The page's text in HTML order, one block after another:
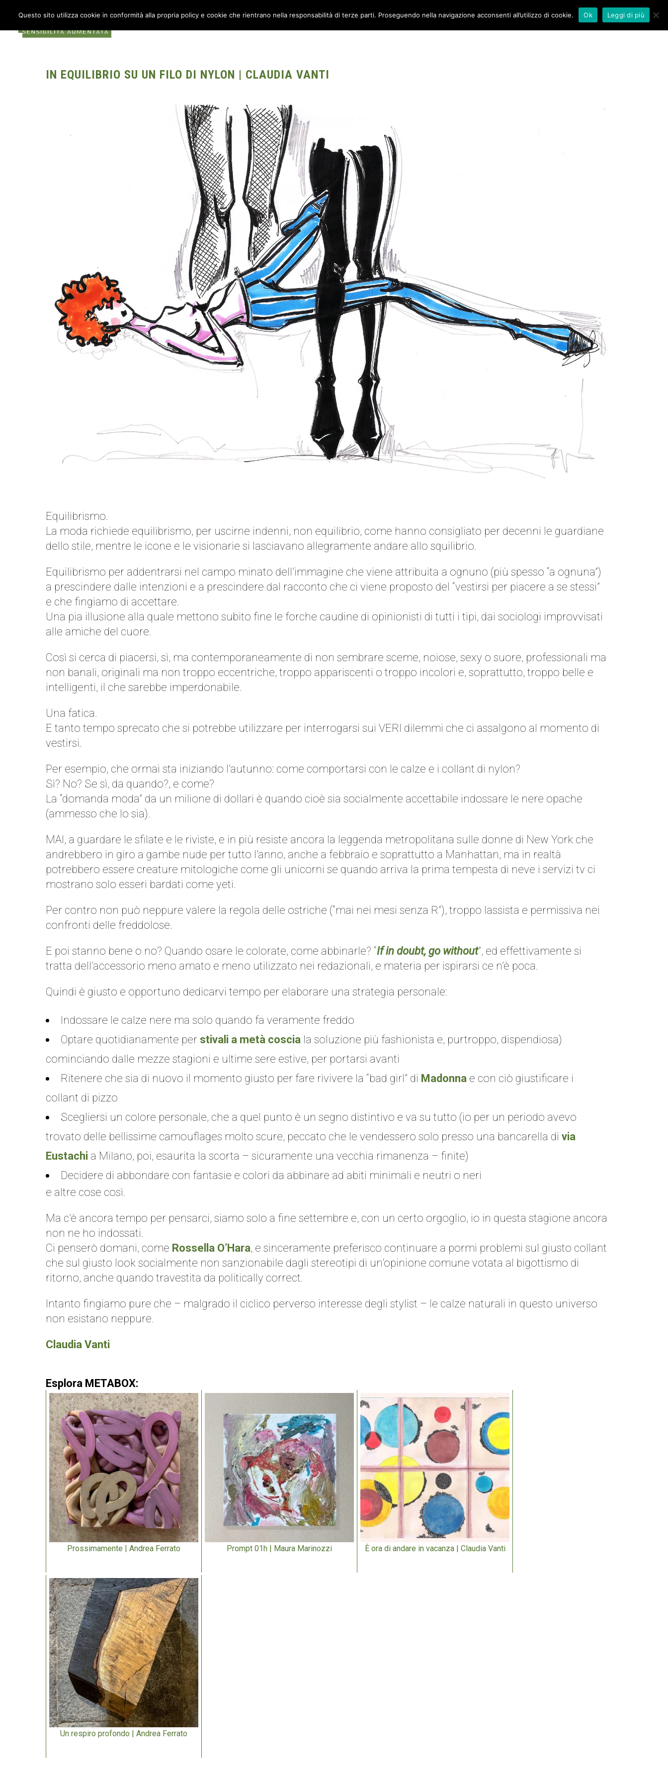
COS’È METABOX CANTIERE METABOX
IN EQUILIBRIO SU UN FILO DI NYLON | CLAUDIA VANTI
Equilibrismo.
La moda richiede equilibrismo, per uscirne indenni, non equilibrio, come hanno consigliato per decenni le guardiane
dello stile, mentre le icone e le visionarie si lasciavano allegramente andare allo squilibrio.
Equilibrismo per addentrarsi nel campo minato dell’immagine che viene attribuita a ognuno (più spesso “a ognuna”)
a prescindere dalle intenzioni e a prescindere dal racconto che ci viene proposto del “vestirsi per piacere a se stessi”
e che fingiamo di accettare.
Una pia illusione alla quale mettono subito fine le forche caudine di opinionisti di tutti i tipi, dai sociologi improvvisati
alle amiche del cuore.
Così si cerca di piacersi, sì, ma contemporaneamente di non sembrare sceme, noiose, sexy o suore, professionali ma
non banali, originali ma non troppo eccentriche, troppo appariscenti o troppo incolori e, soprattutto, troppo belle e
intelligenti, il che sarebbe imperdonabile.
Una fatica.
E tanto tempo sprecato che si potrebbe utilizzare per interrogarsi sui VERI dilemmi che ci assalgono al momento di
vestirsi.
Per esempio, che ormai sta iniziando l’autunno: come comportarsi con le calze e i collant di nylon?
Sì? No? Se sì, da quando?, e come?
La “domanda moda” da un milione di dollari è quando cioè sia socialmente accettabile indossare le nere opache
(ammesso che lo sia).
MAI, a guardare le sfilate e le riviste, e in più resiste ancora la leggenda metropolitana sulle donne di New York che
andrebbero in giro a gambe nude per tutto l’anno, anche a febbraio e soprattutto a Manhattan, ma in realtà
potrebbero essere creature mitologiche come gli unicorni se quando arriva la prima tempesta di neve i servizi tv ci
mostrano solo esseri bardati come yeti.
Per contro non può neppure valere la regola delle ostriche (“mai nei mesi senza R”), troppo lassista e permissiva nei
confronti delle freddolose.
E poi stanno bene o no? Quando osare le colorate, come abbinarle? “If in doubt, go without”, ed effettivamente si
tratta dell’accessorio meno amato e meno utilizzato nei redazionali, e materia per ispirarsi ce n’è poca.
Quindi è giusto e opportuno dedicarvi tempo per elaborare una strategia personale:
Indossare le calze nere ma solo quando fa veramente freddo
Optare quotidianamente per stivali a metà coscia la soluzione più fashionista e, purtroppo, dispendiosa)
cominciando dalle mezze stagioni e ultime sere estive, per portarsi avanti
Ritenere che sia di nuovo il momento giusto per fare rivivere la “bad girl” di Madonna e con ciò giustificare i
collant di pizzo
Scegliersi un colore personale, che a quel punto è un segno distintivo e va su tutto (io per un periodo avevo
trovato delle bellissime camouflages molto scure, peccato che le vendessero solo presso una bancarella di via
Eustachi a Milano, poi, esaurita la scorta – sicuramente una vecchia rimanenza – finite)
Decidere di abbondare con fantasie e colori da abbinare ad abiti minimali e neutri o neri
e altre cose così.
Ma c’è ancora tempo per pensarci, siamo solo a fine settembre e, con un certo orgoglio, io in questa stagione ancora
non ne ho indossati.
Ci penserò domani, come Rossella O’Hara, e sinceramente preferisco continuare a pormi problemi sul giusto collant
che sul giusto look socialmente non sanzionabile dagli stereotipi di un’opinione comune votata al bigottismo di
ritorno, anche quando travestita da politically correct.
Intanto fingiamo pure che – malgrado il ciclico perverso interesse degli stylist – le calze naturali in questo universo
non esistano neppure.
Claudia Vanti
Esplora METABOX:
Prossimamente | Andrea Ferrato Prompt 01h | Maura Marinozzi È ora di andare in vacanza | Claudia Vanti
Un respiro profondo | Andrea Ferrato
Questo sito utilizza cookie in conformità alla propria policy e cookie che rientrano nella responsabilità di terze parti. Proseguendo nella navigazione acconsenti all’utilizzo di cookie. Ok Leggi di più